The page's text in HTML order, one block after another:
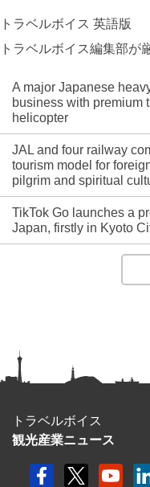
トラベルボイス 英語版
トラベルボイス編集部が
A major Japanese
business with premium
helicopter
JAL and four railway
tourism model for
pilgrim and spiritual
TikTok Go launches a
Japan, firstly in Kyoto
トラベルボイス
観光産業ニュース